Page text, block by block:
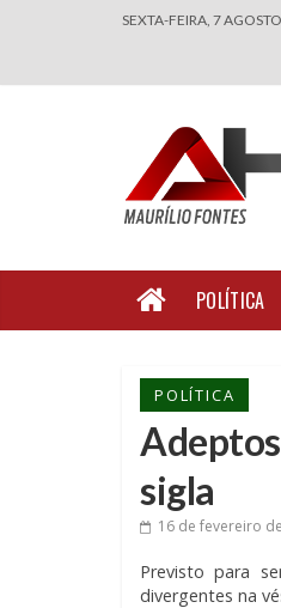
SEXTA-FEIRA, 7
POLÍTICA
POLÍTICA
sigla
16 de fevereiro
Previsto para
divergentes na